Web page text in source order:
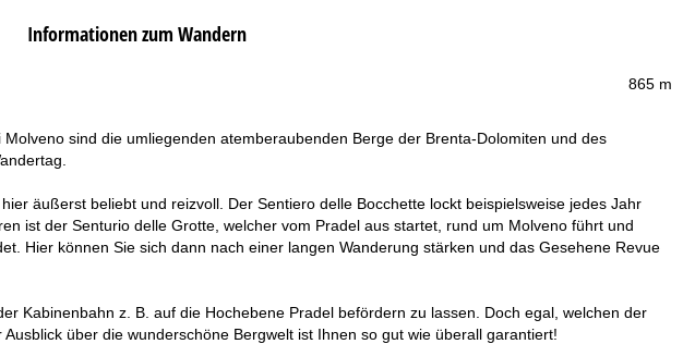
Informationen zum Wandern
865 m
sind die umliegenden atemberaubenden Berge der Brenta-Dolomiten und des
äußerst beliebt und reizvoll. Der Sentiero delle Bocchette lockt beispielsweise jedes Jahr
ist der Senturio delle Grotte, welcher vom Pradel aus startet, rund um Molveno führt und
Hier können Sie sich dann nach einer langen Wanderung stärken und das Gesehene Revue
Kabinenbahn z. B. auf die Hochebene Pradel befördern zu lassen. Doch egal, welchen der
über die wunderschöne Bergwelt ist Ihnen so gut wie überall garantiert!